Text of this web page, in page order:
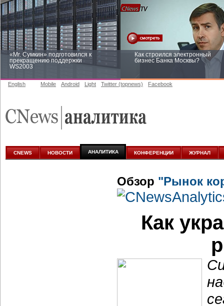
«Mr. Сумкин» подготовился к
прекращению поддержки
WS2003
Как строился электронный
бизнес Банка Москвы?
аналитике
English Mobile Android Light Twitter (topnews) Facebook
CNEWS НОВОСТИ АНАЛИТИКА КОНФЕРЕНЦИИ ЖУРНАЛ
Обзор "Рынок
Как